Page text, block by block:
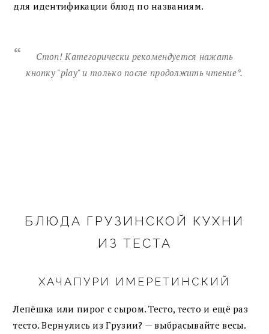
для идентификации блюд по названиям.
Стоп! Категорически рекомендуется нажать
кнопку "play" и только после продолжить чтение*.
БЛЮДА ГРУЗИНСКОЙ КУХНИ
ИЗ ТЕСТА
ХАЧАПУРИ ИМЕРЕТИНСКИЙ
Лепёшка или пирог с сыром. Тесто, тесто и ещё раз
тесто. Вернулись из Грузии? — выбрасывайте весы.